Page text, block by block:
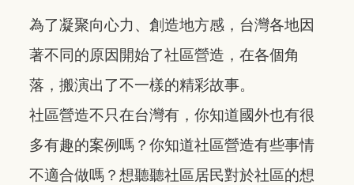
為了凝聚向心力、創造地方感，台灣各地因
著不同的原因開始了社區營造，在各個角
落，搬演出了不一樣的精彩故事。
社區營造不只在台灣有，你知道國外也有很
多有趣的案例嗎？你知道社區營造有些事情
不適合做嗎？想聽聽社區居民對於社區的想